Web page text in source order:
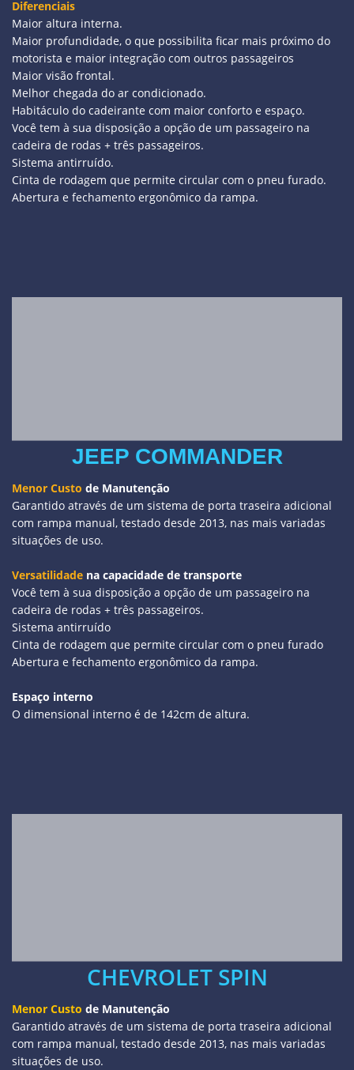
Diferenciais
Maior altura interna.
Maior profundidade, o que possibilita ficar mais próximo do
motorista e maior integração com outros passageiros
Maior visão frontal.
Melhor chegada do ar condicionado.
Habitáculo do cadeirante com maior conforto e espaço.
Você tem à sua disposição a opção de um passageiro na
cadeira de rodas + três passageiros.
Sistema antirruído.
Cinta de rodagem que permite circular com o pneu furado.
Abertura e fechamento ergonômico da rampa.
JEEP COMMANDER
Menor Custo de Manutenção
Garantido através de um sistema de porta traseira adicional
com rampa manual, testado desde 2013, nas mais variadas
situações de uso.
Versatilidade na capacidade de transporte
Você tem à sua disposição a opção de um passageiro na
cadeira de rodas + três passageiros.
Sistema antirruído
Cinta de rodagem que permite circular com o pneu furado
Abertura e fechamento ergonômico da rampa.
Espaço interno
O dimensional interno é de 142cm de altura.
CHEVROLET SPIN
Menor Custo de Manutenção
Garantido através de um sistema de porta traseira adicional
com rampa manual, testado desde 2013, nas mais variadas
situações de uso.